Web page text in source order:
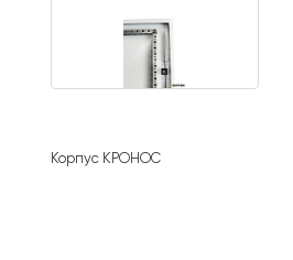
Корпус КРОНОС